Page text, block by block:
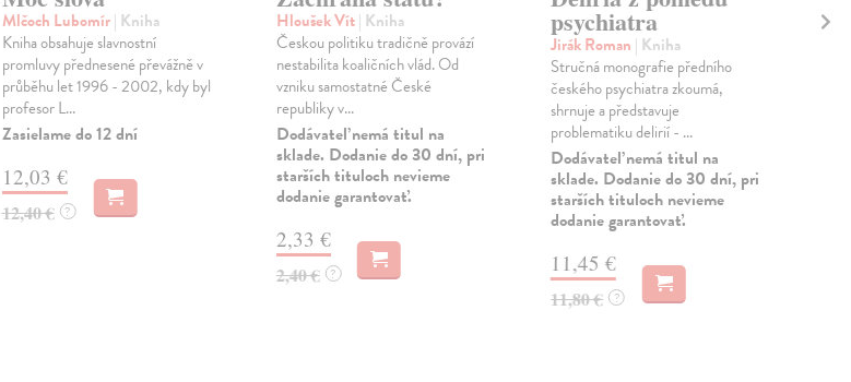
Mlčoch Lubomír| Kniha
Kniha obsahuje slavnostní
promluvy přednesené převážně v
průběhu let 1996 - 2002, kdy byl
profesor L...
Zasielame do 12 dní
12,03 €
12,40 € ?
Hloušek Vít| Kniha
Českou politiku tradičně provází
nestabilita koaličních vlád. Od
vzniku samostatné České
republiky v...
Dodávateľ nemá titul na
sklade. Dodanie do 30 dní, pri
starších tituloch nevieme
dodanie garantovať.
2,33 €
2,40 € ?
psychiatra
Jirák Roman | Kniha
Stručná monografie předního
českého psychiatra zkoumá,
shrnuje a představuje
problematiku delirií - ...
Dodávateľ nemá titul na
sklade. Dodanie do 30 dní, pri
starších tituloch nevieme
dodanie garantovať.
11,45 €
11,80 € ?